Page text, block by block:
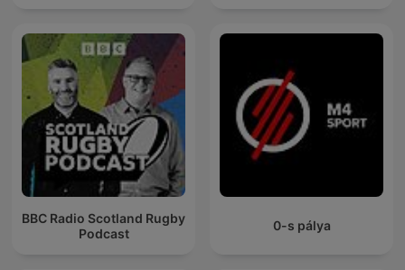
BBC Radio Scotland Rugby
Podcast
0-s pálya